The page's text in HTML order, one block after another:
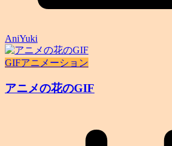
AniYuki
GIFアニメーション
アニメの花のGIF